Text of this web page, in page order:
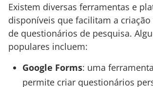
Existem diversas ferramentas e
disponíveis que facilitam a
de questionários de pesquisa.
populares incluem:
Google Forms: uma
permite criar questionários